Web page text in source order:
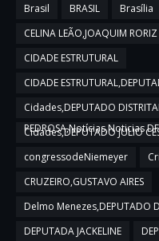
Brasil
BRASIL Brasília
CELINA LEÃO,JOAQUIM
CIDADE ESTRUTURAL
CIDADE
Cidades,DEPUTADO
PEDROSA,Notícias,Noticias DF
Cidades,DEPUTADO JULIO
congressodeNiemeyer
CRUZEIRO,GUSTAVO AIRES
Delmo Menezes,DEPUTADO
DEPUTADA JACKELINE